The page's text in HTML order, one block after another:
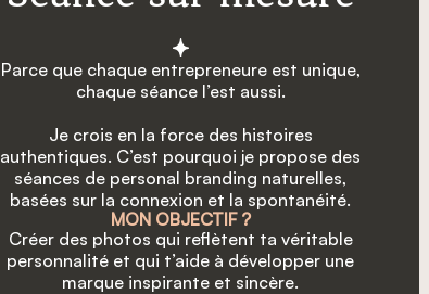
Parce que chaque entrepreneure est unique,
chaque séance l’est aussi.
Je crois en la force des histoires
authentiques. C’est pourquoi je propose des
séances de personal branding naturelles,
basées sur la connexion et la spontanéité.
MON OBJECTIF ?
Créer des photos qui reflètent ta véritable
personnalité et qui t’aide à développer une
marque inspirante et sincère.